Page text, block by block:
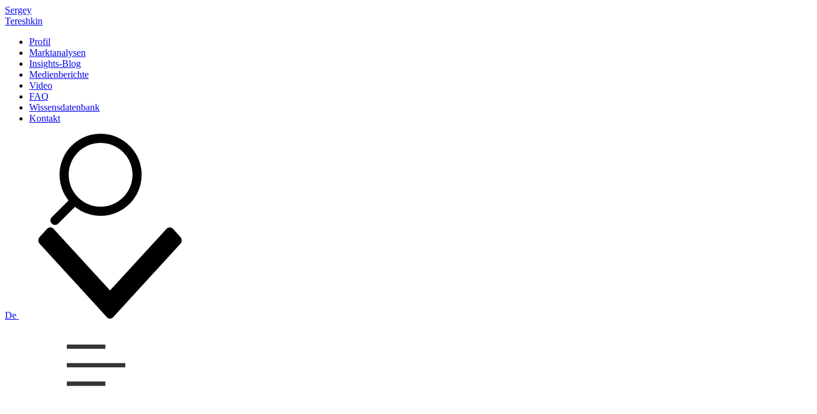
Sergey
Tereshkin
Profil
Marktanalysen
Insights-Blog
Medienberichte
Video
FAQ
Wissensdatenbank
Kontakt
De